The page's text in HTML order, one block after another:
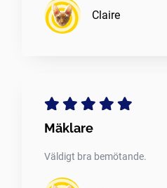
Claire
Mäklare
Väldigt bra bemötande.